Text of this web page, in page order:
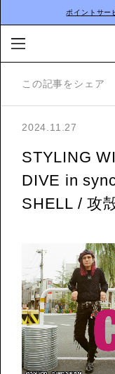
ポイントサー
2024.11.27
この記事をシェア
STYLING
DIVE in
SHELL / 攻